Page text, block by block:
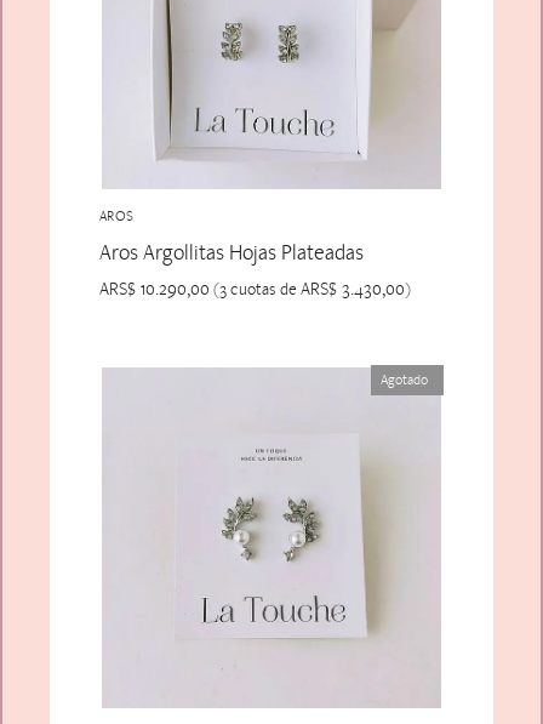
AROS
Aros Argollitas Hojas Plateadas
ARS$10.290,00 (3 cuotas de ARS$3.430,00)
Agotado